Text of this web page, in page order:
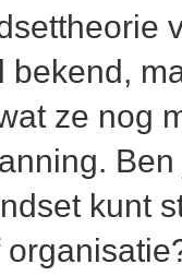
bekend,
ze nog
kunt